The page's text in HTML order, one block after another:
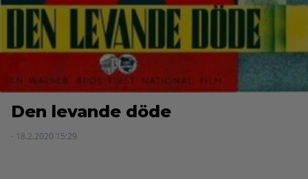
Den levande döde
- 18.2.2020 15:29